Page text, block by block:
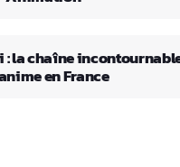
: la chaîne
en France